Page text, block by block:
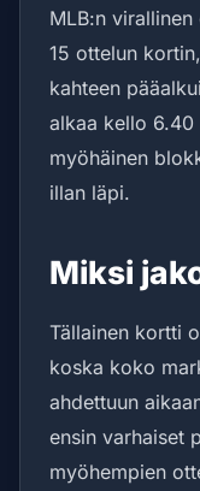
MLB:n
15 ottelun
kahteen
alkaa kello 6.40
myöhäinen
illan läpi.
Miksi
Tällainen kortti
koska koko
ahdettuun
ensin varhaiset
myöhempien